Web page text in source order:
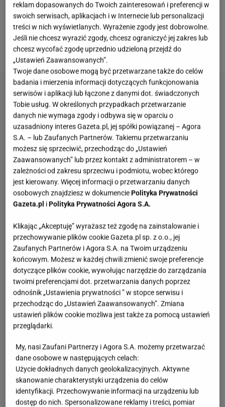
społecznościowych, postanowił wbić szpilę byłej
partnerce. Komentarz na temat wyglądu aktorki, jaki
zamieścił pod jednym z wpisów na TikToku, był nie
tylko złośliwy, ale i wyjątkowo osobisty.
reklam dopasowanych do Twoich zainteresowań i preferencji w
swoich serwisach, aplikacjach i w Internecie lub personalizacji
treści w nich wyświetlanych. Wyrażenie zgody jest dobrowolne.
Jeśli nie chcesz wyrazić zgody, chcesz ograniczyć jej zakres lub
chcesz wycofać zgodę uprzednio udzieloną przejdź do
„Ustawień Zaawansowanych”.
Twoje dane osobowe mogą być przetwarzane także do celów
badania i mierzenia informacji dotyczących funkcjonowania
serwisów i aplikacji lub łączone z danymi dot. świadczonych
Tobie usług. W określonych przypadkach przetwarzanie
danych nie wymaga zgody i odbywa się w oparciu o
uzasadniony interes Gazeta.pl, jej spółki powiązanej – Agora
S.A. – lub Zaufanych Partnerów. Takiemu przetwarzaniu
możesz się sprzeciwić, przechodząc do „Ustawień
Zaawansowanych” lub przez kontakt z administratorem – w
zależności od zakresu sprzeciwu i podmiotu, wobec którego
jest kierowany. Więcej informacji o przetwarzaniu danych
osobowych znajdziesz w dokumencie Polityka Prywatności
Gazeta.pl i Polityka Prywatności Agora S.A.
Klikając „Akceptuję” wyrażasz też zgodę na zainstalowanie i
przechowywanie plików cookie Gazeta.pl sp. z o.o., jej
Zaufanych Partnerów i Agora S.A. na Twoim urządzeniu
końcowym. Możesz w każdej chwili zmienić swoje preferencje
dotyczące plików cookie, wywołując narzędzie do zarządzania
twoimi preferencjami dot. przetwarzania danych poprzez
odnośnik „Ustawienia prywatności ” w stopce serwisu i
przechodząc do „Ustawień Zaawansowanych”. Zmiana
ustawień plików cookie możliwa jest także za pomocą ustawień
przeglądarki.
My, nasi Zaufani Partnerzy i Agora S.A. możemy przetwarzać
dane osobowe w następujących celach:
Użycie dokładnych danych geolokalizacyjnych. Aktywne
skanowanie charakterystyki urządzenia do celów
identyfikacji. Przechowywanie informacji na urządzeniu lub
dostęp do nich. Spersonalizowane reklamy i treści, pomiar